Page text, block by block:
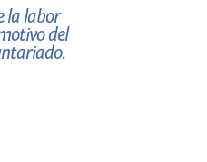
la labor
del